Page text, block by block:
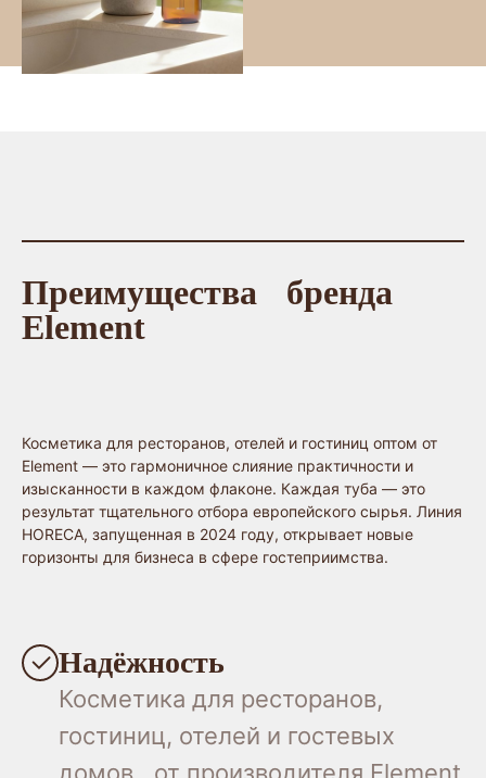
Преимущества бренда
Element
Косметика для ресторанов, отелей и гостиниц оптом от
Element — это гармоничное слияние практичности и
изысканности в каждом флаконе. Каждая туба — это
результат тщательного отбора европейского сырья. Линия
HORECA, запущенная в 2024 году, открывает новые
горизонты для бизнеса в сфере гостеприимства.
Надёжность
Косметика для ресторанов,
гостиниц, отелей и гостевых